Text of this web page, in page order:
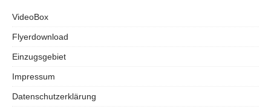
VideoBox
Flyerdownload
Einzugsgebiet
Impressum
Datenschutzerklärung